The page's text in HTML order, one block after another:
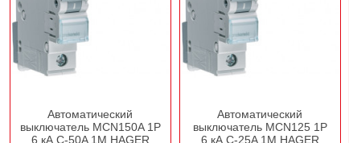
Автоматический
выключатель MCN150A 1P
6 кА C-50A 1M HAGER
Автоматический
выключатель MCN125 1P
6 кА C-25A 1M HAGER